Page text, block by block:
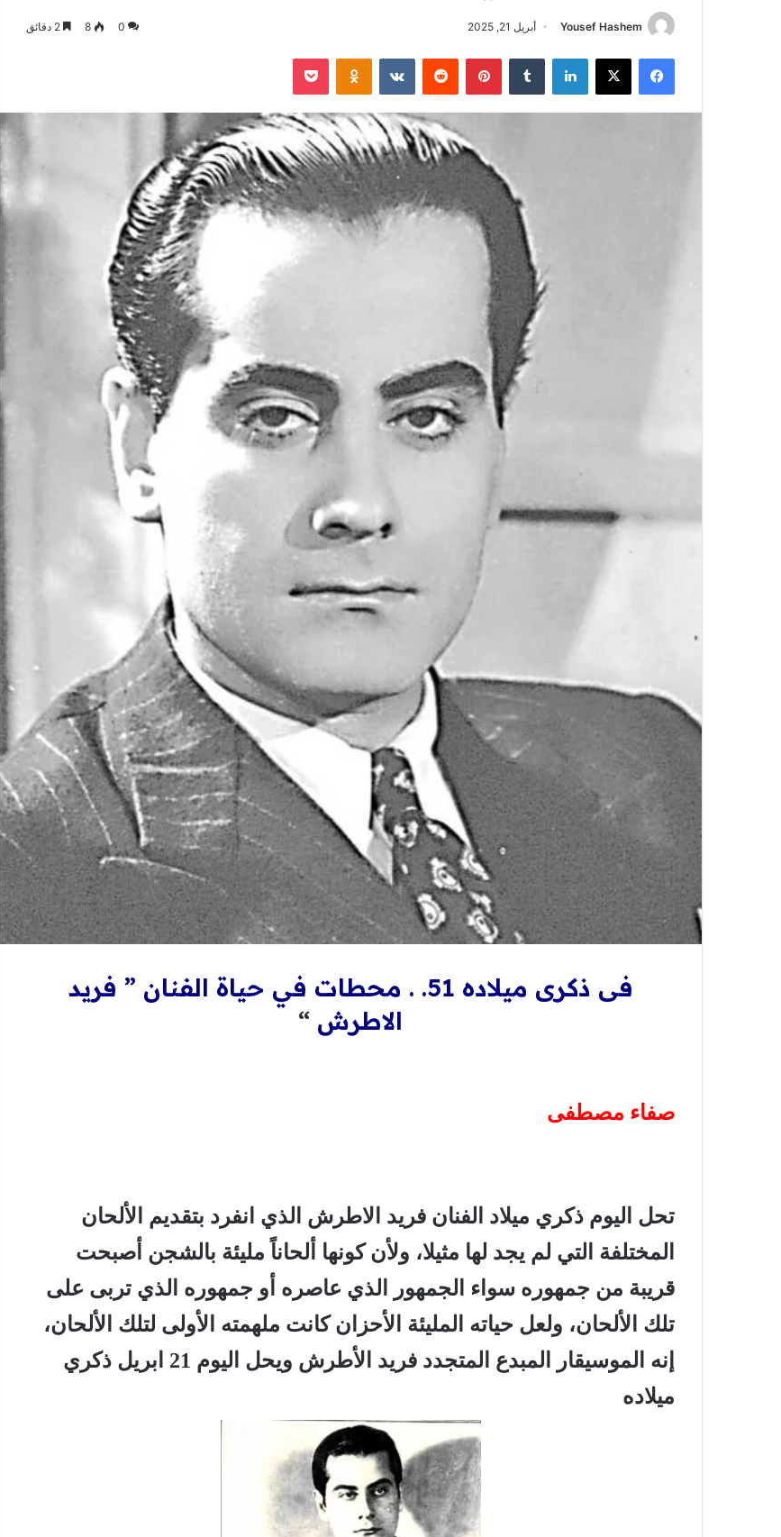
Yousef Hashem أبريل 21, 2025 0
8
فيسبوك لينكدإن بينتيريست
فى ذكرى ميلاده 51. .
محطات في حياة الفنان ” فريد
الاطرش “
صفاء مصطفى
تحل اليوم ذكري ميلاد الفنان فريد الاطرش الذي انفرد بتقديم الألحان
المختلفة التي لم يجد لها مثيلا، ولأن كونها ألحاناً مليئة بالشجن أصبحت
قريبة من جمهوره سواء الجمهور الذي عاصره أو جمهوره الذي تربى على
تلك الألحان، ولعل حياته المليئة الأحزان كانت ملهمته الأولى لتلك الألحان،
إنه الموسيقار المبدع المتجدد فريد الأطرش ويحل اليوم 21 ابريل ذكري
ميلاده